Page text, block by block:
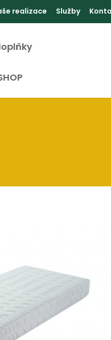
realizace Služby